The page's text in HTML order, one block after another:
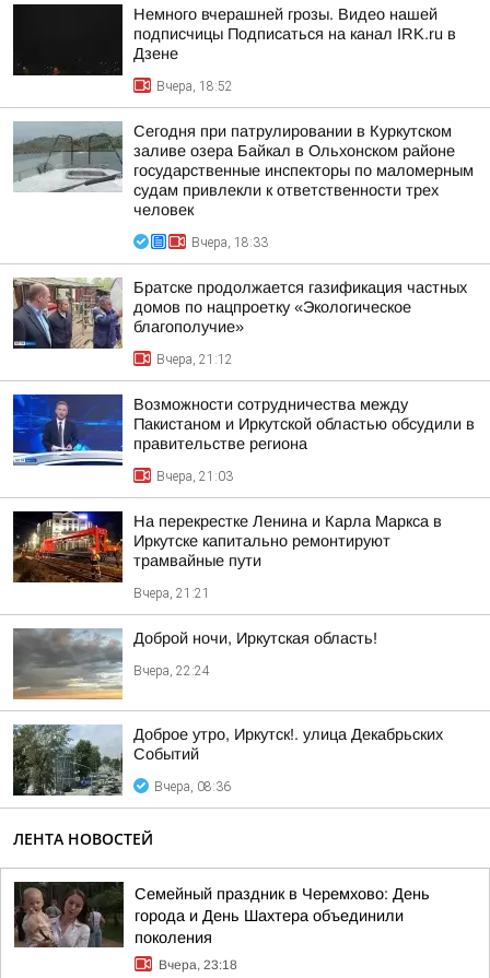
Немного вчерашней грозы. Видео нашей
подписчицы Подписаться на канал IRK.ru в
Дзене
Вчера, 18:52
Сегодня при патрулировании в Куркутском
заливе озера Байкал в Ольхонском районе
государственные инспекторы по маломерным
судам привлекли к ответственности трех
человек
Вчера, 18:33
Братске продолжается газификация частных
домов по нацпроетку «Экологическое
благополучие»
Вчера, 21:12
Возможности сотрудничества между
Пакистаном и Иркутской областью обсудили в
правительстве региона
Вчера, 21:03
На перекрестке Ленина и Карла Маркса в
Иркутске капитально ремонтируют
трамвайные пути
Вчера, 21:21
Доброй ночи, Иркутская область!
Вчера, 22:24
Доброе утро, Иркутск!. улица Декабрьских
Событий
Вчера, 08:36
ЛЕНТА НОВОСТЕЙ
Семейный праздник в Черемхово: День
города и День Шахтера объединили
поколения
Вчера, 23:18